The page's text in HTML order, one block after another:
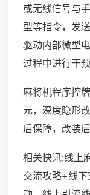
或无线信号与
型等指令，发
驱动内部微型
过程中进行干
麻将机程序控
元，深度隐形
后保障，改装
相关快讯:线上
交流攻略+线